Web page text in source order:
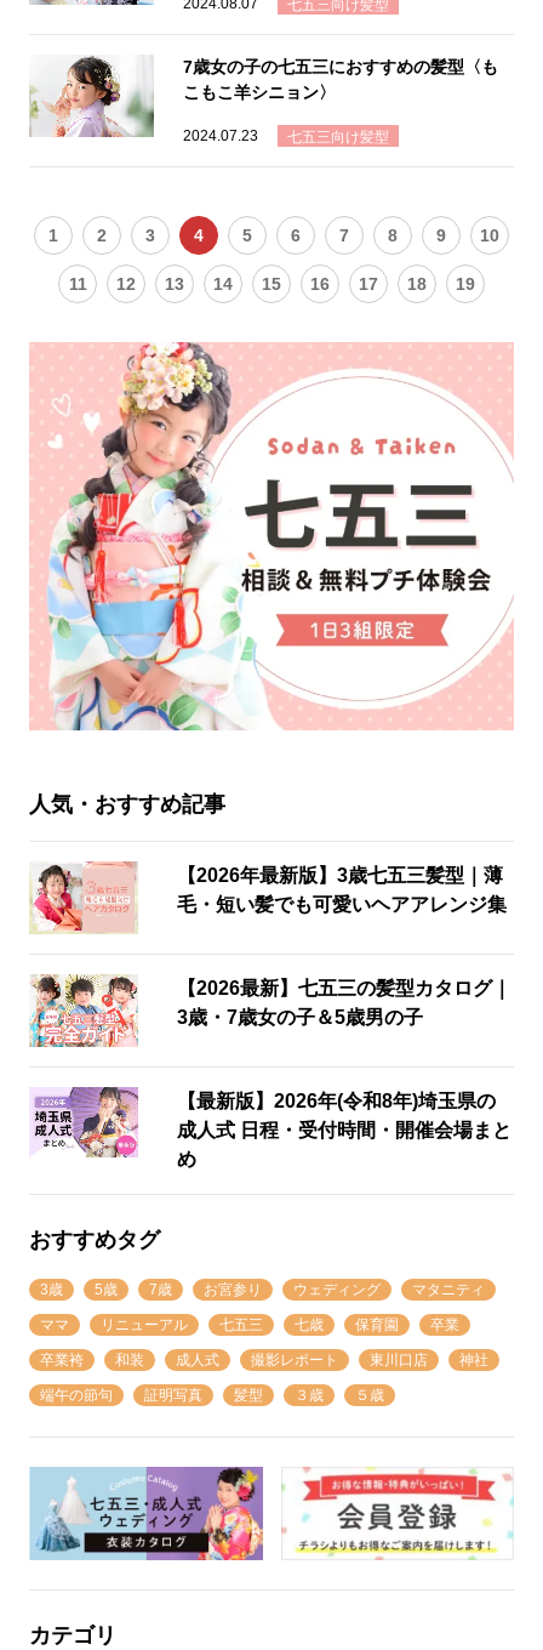
2024.08.07 七五三向け髪型
7歳女の子の七五三におすすめの髪型〈も
こもこ羊シニョン〉
2024.07.23 七五三向け髪型
1 2 3 4 5 6 7 8 9 10
11 12 13 14 15 16 17 18 19
人気・おすすめ記事
【2026年最新版】3歳七五三髪型｜薄
毛・短い髪でも可愛いヘアアレンジ集
【2026最新】七五三の髪型カタログ｜
3歳・7歳女の子＆5歳男の子
【最新版】2026年(令和8年)埼玉県の
成人式 日程・受付時間・開催会場まと
め
おすすめタグ
3歳 5歳 7歳 お宮参り ウェディング マタニティ
ママ リニューアル 七五三 七歳 保育園 卒業
卒業袴 和装 成人式 撮影レポート 東川口店 神社
端午の節句 証明写真 髪型 ３歳 ５歳
カテゴリ